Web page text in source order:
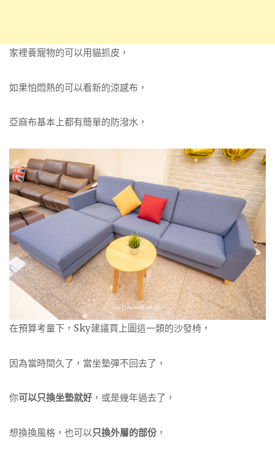
家裡養寵物的可以用貓抓皮，
如果怕悶熱的可以看新的涼感布，
亞麻布基本上都有簡單的防潑水，
在預算考量下，Sky建議買上圖這一類的沙發椅，
因為當時間久了，當坐墊彈不回去了，
你可以只換坐墊就好 ，或是幾年過去了，
想換換風格，也可以只換外層的部份 ，